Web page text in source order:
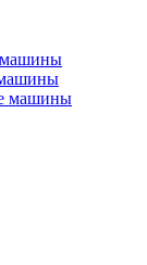
машины
машины